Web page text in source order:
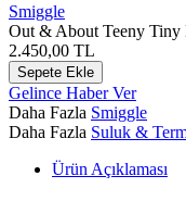
Smiggle
Out & About Teeny Tiny
2.450,00 TL
Sepete Ekle
Gelince Haber Ver
Daha Fazla Smiggle
Daha Fazla Suluk &
Ürün Açıklaması